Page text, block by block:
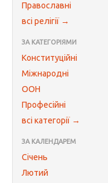
Православні
всі релігії →
ЗА КАТЕГОРІЯМИ
Конституційні
Міжнародні
ООН
Професійні
всі категорії →
ЗА КАЛЕНДАРЕМ
Січень
Лютий